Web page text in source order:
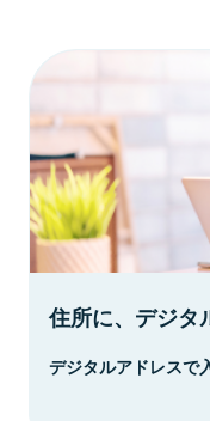
住所に、デジタ
デジタルアドレスで